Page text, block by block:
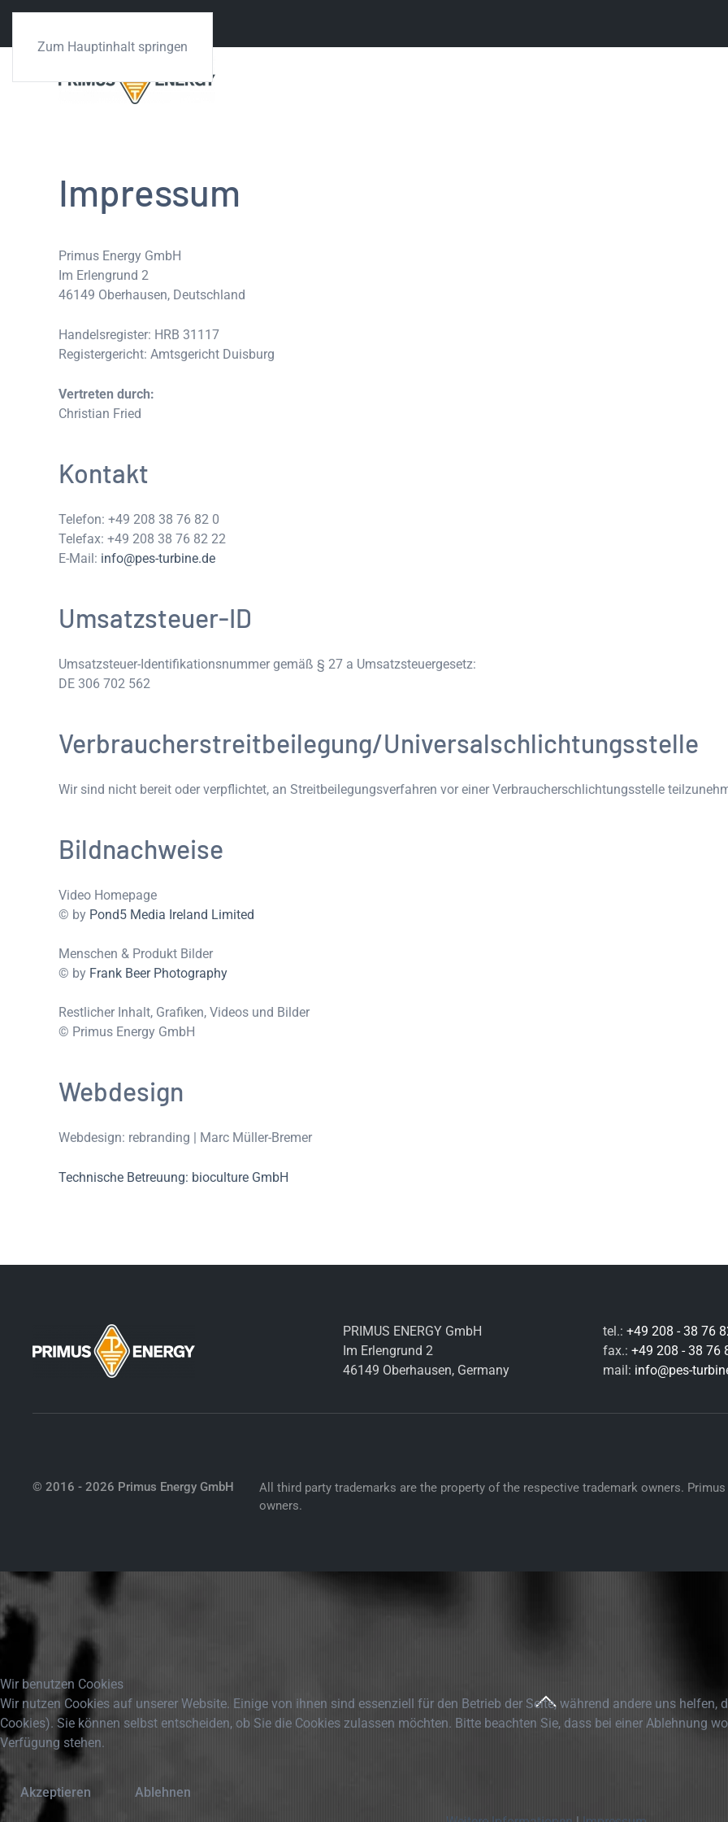
Zum Hauptinhalt springen
Impressum
Primus Energy GmbH
Im Erlengrund 2
46149 Oberhausen, Deutschland
Handelsregister: HRB 31117
Registergericht: Amtsgericht Duisburg
Vertreten durch:
Christian Fried
Kontakt
Telefon: +49 208 38 76 82 0
Telefax: +49 208 38 76 82 22
E-Mail: info@pes-turbine.de
Umsatzsteuer-ID
Umsatzsteuer-Identifikationsnummer gemäß § 27 a Umsatzsteuergesetz:
DE 306 702 562
Verbraucher­streit­beilegung/Universal­schlichtungs­stelle
Wir sind nicht bereit oder verpflichtet, an Streitbeilegungsverfahren vor einer Verbraucherschlichtungsstelle
Bildnachweise
Video Homepage
© by Pond5 Media Ireland Limited
Menschen & Produkt Bilder
© by Frank Beer Photography
Restlicher Inhalt, Grafiken, Videos und Bilder
© Primus Energy GmbH
Webdesign
Webdesign: rebranding | Marc Müller-Bremer
Technische Betreuung: bioculture GmbH
PRIMUS ENERGY GmbH
Im Erlengrund 2
46149 Oberhausen, Germany
tel.: +49 208 - 38 76
fax.: +49 208 - 38 76
mail: info@pes-
© 2016 - 2026 Primus Energy GmbH All third party trademarks are the property of the respective trademark owners.
owners.
Wir benutzen Cookies
Wir nutzen Cookies auf unserer Website. Einige von ihnen sind essenziell für den Betrieb der Seite, während andere uns
Cookies). Sie können selbst entscheiden, ob Sie die Cookies zulassen möchten. Bitte beachten Sie, dass bei einer Ablehnung
Verfügung stehen.
Akzeptieren
Ablehnen